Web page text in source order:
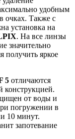
удобным
очках. Также с
установка на
. На все линзы
значительно
получить яркое
5 отличаются
конструкцией.
от воды и
погружении в
10 минут.
запотевание